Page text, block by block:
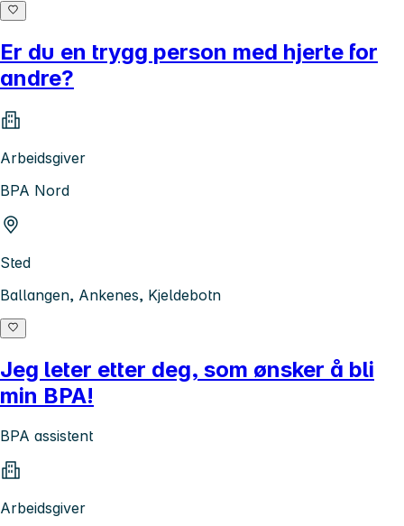
Er du en trygg person med hjerte for
andre?
Arbeidsgiver
BPA Nord
Sted
Ballangen, Ankenes, Kjeldebotn
Jeg leter etter deg, som ønsker å bli
min BPA!
BPA assistent
Arbeidsgiver